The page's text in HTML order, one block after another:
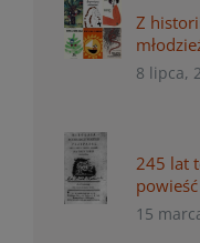
Z
8 lipca,
245 lat
powieść
15